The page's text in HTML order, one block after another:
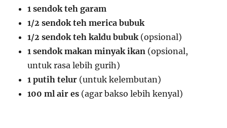
1 sendok teh garam
1/2 sendok teh merica bubuk
1/2 sendok teh kaldu bubuk (opsional)
1 sendok makan minyak ikan (opsional,
untuk rasa lebih gurih)
1 putih telur (untuk kelembutan)
100 ml air es (agar bakso lebih kenyal)